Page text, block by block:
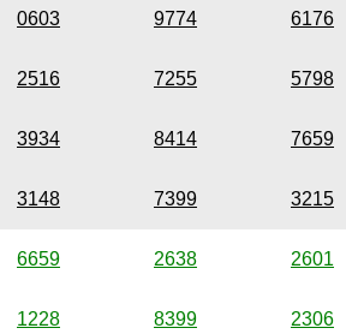
0603 9774 6176
2516 7255 5798
3934 8414 7659
3148 7399 3215
6659 2638 2601
1228 8399 2306